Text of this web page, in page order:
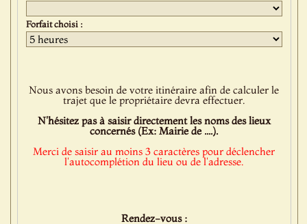
Forfait choisi :
Nous avons besoin de votre itinéraire afin de calculer le
trajet que le propriétaire devra effectuer.
N'hésitez pas à saisir directement les noms des lieux
concernés (Ex: Mairie de ....).
Merci de saisir au moins 3 caractères pour déclencher
l'autocomplétion du lieu ou de l'adresse.
Rendez-vous :